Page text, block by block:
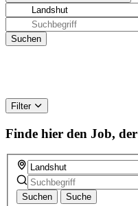
Filter
Finde hier den Job,
Suchen Suche